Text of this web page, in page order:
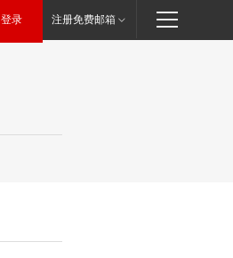
登录 注册免费邮箱